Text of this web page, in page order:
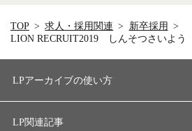
TOP 求人・採用関連
新卒採用
LION RECRUIT2019 しんそつさいよう
LPアーカイブの使い方
LP関連記事